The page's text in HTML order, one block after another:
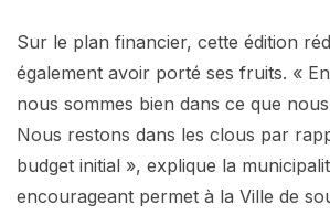
Sur le plan financier, cette édition
également avoir porté ses fruits. «
nous sommes bien dans ce que
Nous restons dans les clous par
budget initial », explique la
encourageant permet à la Ville de